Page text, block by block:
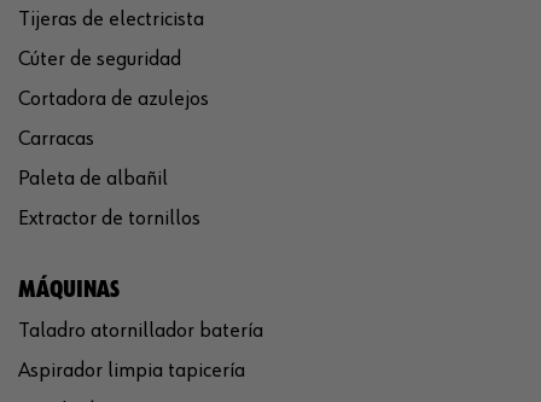
Tijeras de electricista
Cúter de seguridad
Cortadora de azulejos
Carracas
Paleta de albañil
Extractor de tornillos
MÁQUINAS
Taladro atornillador batería
Aspirador limpia tapicería